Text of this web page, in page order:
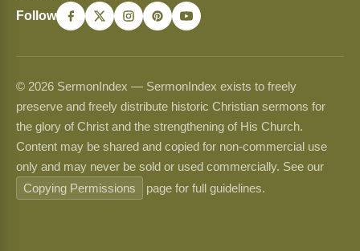
Follow
© 2026 SermonIndex — SermonIndex exists to freely
preserve and freely distribute historic Christian sermons for
the glory of Christ and the strengthening of His Church.
Content may be shared and copied for non-commercial use
only and may never be sold or used commercially. See our
Copying Permissions
page for full guidelines.